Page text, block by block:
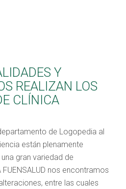
Y
REALIZAN LOS
CLÍNICA
de Logopedia al
están plenamente
gran variedad de
nos encontramos
entre las cuales